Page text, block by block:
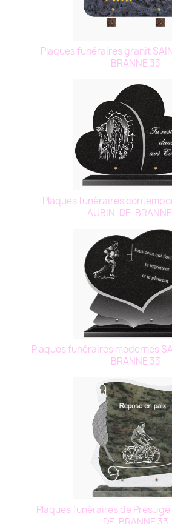
Plaques funéraires granit
BRANNE 33
Plaques funéraires
AUBIN-DE-
Plaques funéraires modernes
BRANNE 33
Plaques funéraires de Prestige